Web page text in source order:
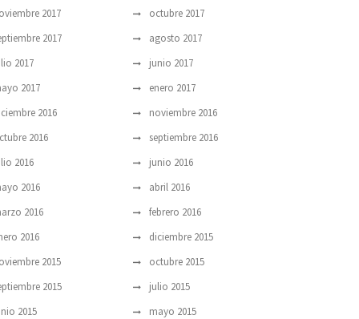
2017
octubre 2017
2017
agosto 2017
2017
junio 2017
2017
enero 2017
2016
noviembre 2016
2016
septiembre 2016
2016
junio 2016
2016
abril 2016
2016
febrero 2016
2016
diciembre 2015
2015
octubre 2015
2015
julio 2015
2015
mayo 2015